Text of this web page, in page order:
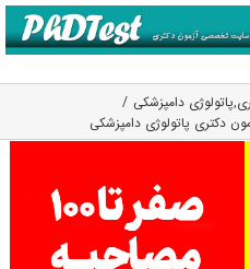
,پاتولوژی دامپزشکی
دکتری پاتولوژی دامپزشکی